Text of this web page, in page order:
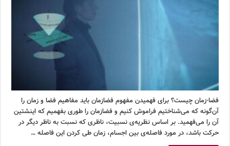
فضا-زمان چیست؟ برای فهمیدن مفهوم فضازمان باید مفاهیم فضا و زمان را
آن‌گونه که می‌شناختیم فراموش کنیم و فضازمان را طوری بفهمیم که اینشتین
آن را می‌فهمید. بر اساس نظریه‌ی نسبیت، ناظری که نسبت به ناظر دیگر در
حرکت باشد، در مورد فاصله‌ی بین اجسام، زمان طی کردن این فاصله …